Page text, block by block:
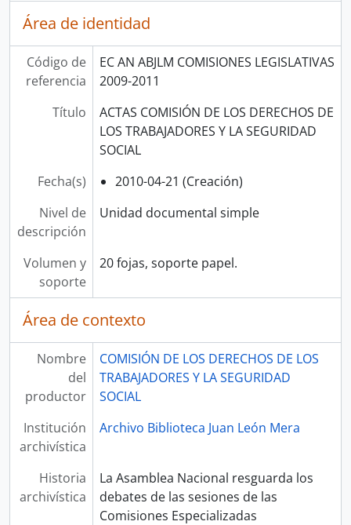
Área de identidad
Código de
referencia
EC AN ABJLM COMISIONES LEGISLATIVAS
2009-2011
Título
ACTAS COMISIÓN DE LOS DERECHOS DE
LOS TRABAJADORES Y LA SEGURIDAD
SOCIAL
Fecha(s)
2010-04-21 (Creación)
Nivel de
descripción
Unidad documental simple
Volumen y
soporte
20 fojas, soporte papel.
Área de contexto
Nombre
del
productor
COMISIÓN DE LOS DERECHOS DE LOS
TRABAJADORES Y LA SEGURIDAD
SOCIAL
Institución
archivística
Archivo Biblioteca Juan León Mera
Historia
archivística
La Asamblea Nacional resguarda los
debates de las sesiones de las
Comisiones Especializadas